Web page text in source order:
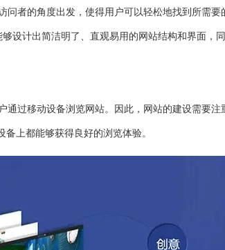
者的角度出发，使得用户可以轻松地找到所需要
设计出简洁明了、直观易用的网站结构和界面，
过移动设备浏览网站。因此，网站的建设需要注
上都能够获得良好的浏览体验。